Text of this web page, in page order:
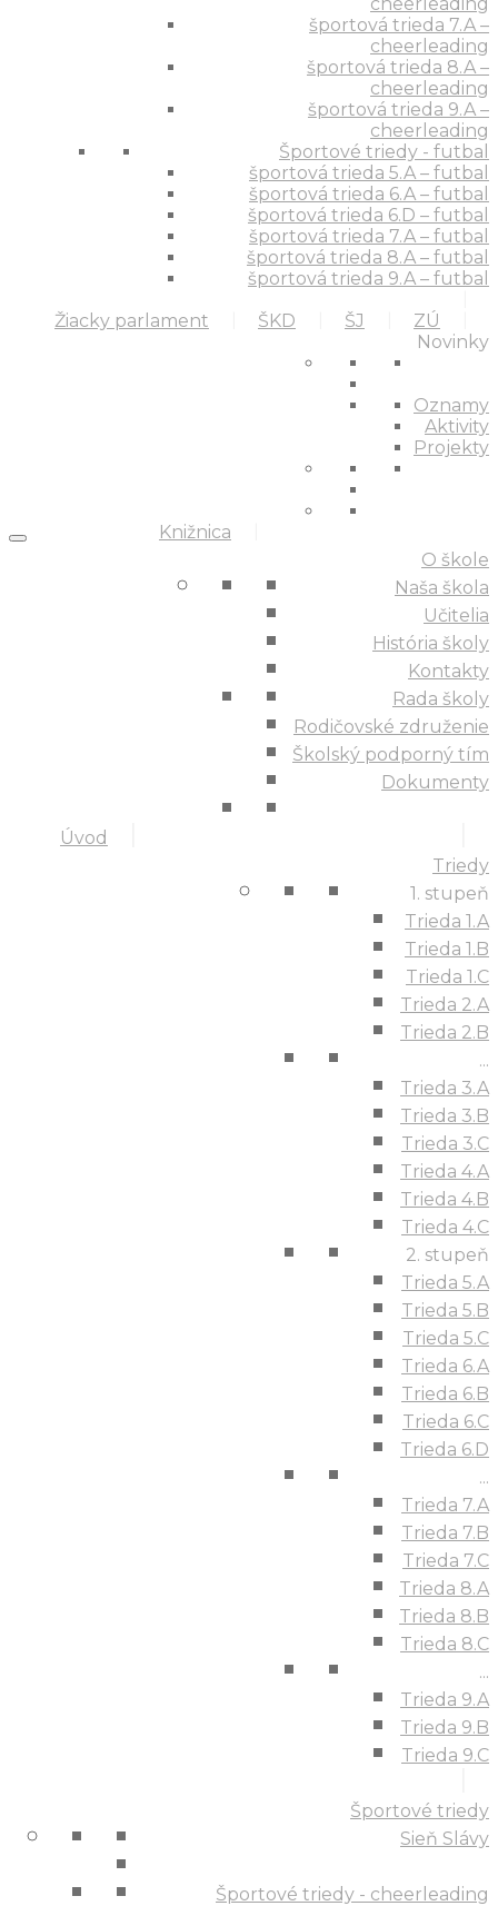
športová trieda 7.A –
cheerleading
športová trieda 8.A –
cheerleading
športová trieda 9.A –
cheerleading
Športové triedy - futbal
športová trieda 5.A – futbal
športová trieda 6.A – futbal
športová trieda 6.D – futbal
športová trieda 7.A – futbal
športová trieda 8.A – futbal
športová trieda 9.A – futbal
Žiacky parlament
ŠKD ŠJ ZÚ
Knižnica
Novinky
Oznamy
Aktivity
Projekty
Úvod
O škole
Naša škola
Učitelia
História školy
Kontakty
Rada školy
Rodičovské združenie
Školský podporný tím
Dokumenty
Triedy
1. stupeň
Trieda 1.A
Trieda 1.B
Trieda 1.C
Trieda 2.A
Trieda 2.B
...
Trieda 3.A
Trieda 3.B
Trieda 3.C
Trieda 4.A
Trieda 4.B
Trieda 4.C
2. stupeň
Trieda 5.A
Trieda 5.B
Trieda 5.C
Trieda 6.A
Trieda 6.B
Trieda 6.C
Trieda 6.D
...
Trieda 7.A
Trieda 7.B
Trieda 7.C
Trieda 8.A
Trieda 8.B
Trieda 8.C
...
Trieda 9.A
Trieda 9.B
Trieda 9.C
Športové triedy
Sieň Slávy
Športové triedy - cheerleading